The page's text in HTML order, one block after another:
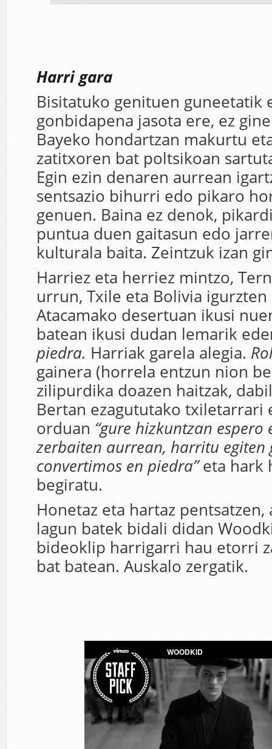
Harri gara
Bisitatuko genituen guneetatik
gonbidapena jasota ere, ez
Bayeko hondartzan makurtu
zatitxoren bat poltsikoan
Egin ezin denaren aurrean
sentsazio bihurri edo pikaro
genuen. Baina ez denok,
puntua duen gaitasun edo
kulturala baita. Zeintzuk izan
Harriez eta herriez mintzo,
urrun, Txile eta Bolivia
Atacamako desertuan ikusi
batean ikusi dudan lemarik
piedra. Harriak garela alegia.
gainera (horrela entzun nion
zilipurdika doazen haitzak,
Bertan ezagututako txiletarrari
orduan “gure hizkuntzan espero
zerbaiten aurrean, harritu egiten
convertimos en piedra”eta hark
begiratu.
Honetaz eta hartaz
lagun batek bidali didan
bideoklip harrigarri hau etorri
bat batean. Auskalo zergatik.